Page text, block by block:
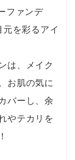
ファンデ
を彩るアイ
は、メイク
お肌の気に
バーし、余
やテカリを